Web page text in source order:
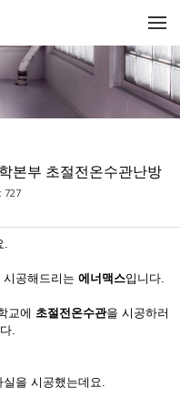
본부 초절전온수관난방
727
.
시공해드리는 에너맥스입니다.
교에 초절전온수관을 시공하러
.
을 시공했는데요.